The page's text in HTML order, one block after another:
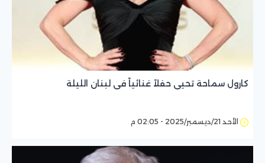
كارول سماحة تحيى حفلاً غنائياً فى لبنان الليلة
الأحد 21/ديسمبر/2025 - 02:05 م